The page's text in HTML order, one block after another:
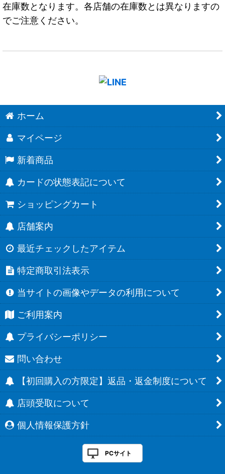
在庫数となります。各店舗の在庫数とは異なりますの
でご注意ください。
ホーム
マイページ
新着商品
カードの状態表記について
ショッピングカート
店舗案内
最近チェックしたアイテム
特定商取引法表示
当サイトの画像やデータの利用について
ご利用案内
プライバシーポリシー
問い合わせ
【初回購入の方限定】返品・返金制度について
店頭受取について
個人情報保護方針
PCサイト